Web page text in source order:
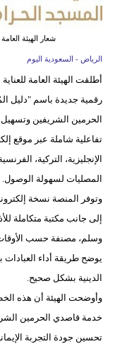
شعار الهيئة
الرياض - السعودية اليوم
أطلقت الهيئة العامة
رقمية جديدة باسم "دليل
الحرمين الشريفين وتسهيل
تفاعلية شاملة عبر موقع
المصليات لسهولة الوصول.
وتوفر المنصة نسخة
إلى جانب مكتبة متكاملة
وسلم، مصنفة حسب
يوضح طريقة أداء
الدينية بشكل صحيح.
وأوضحت الهيئة أن هذه
خدمة قاصدي الحرمين
تحسين جودة التجربة